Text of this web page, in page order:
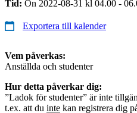
Tid: On 2022-08-31 kl 04.00 -
Exportera till kalender
Vem påverkas:
Anställda och studenter
Hur detta påverkar dig:
”Ladok för studenter” är inte
t.ex. att du inte kan registrera dig